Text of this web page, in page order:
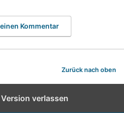
Kommentar
Zurück nach oben
verlassen